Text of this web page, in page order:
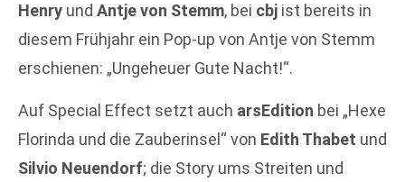
Henry und Antje von Stemm, bei cbj ist bereits in
diesem Frühjahr ein Pop-up von Antje von Stemm
erschienen: „Ungeheuer Gute Nacht!“.
Auf Special Effect setzt auch arsEdition bei „Hexe
Florinda und die Zauberinsel“ von Edith Thabet und
Silvio Neuendorf; die Story ums Streiten und